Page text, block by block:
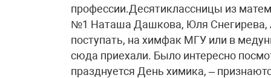
профессии.Десятиклассницы из
№1 Наташа Дашкова, Юля Снегирева,
поступать, на химфак МГУ или в
сюда приехали. Было интересно
празднуется День химика, –